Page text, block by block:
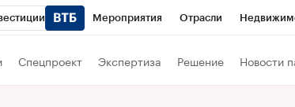
Мероприятия Отрасли
Спецпроект Экспертиза Решение Новости